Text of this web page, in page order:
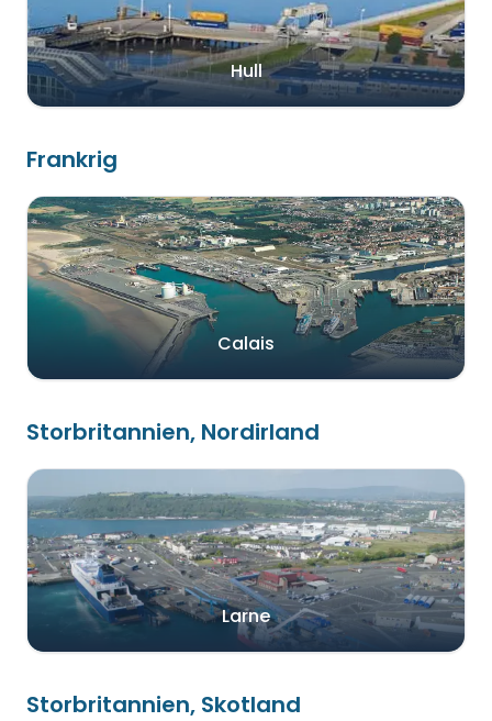
Hull
Frankrig
Calais
Storbritannien, Nordirland
Larne
Storbritannien, Skotland